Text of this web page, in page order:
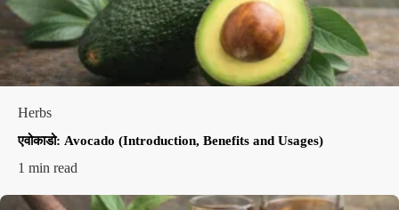
Herbs
एवोकाडो: Avocado (Introduction, Benefits and Usages)
1 min read